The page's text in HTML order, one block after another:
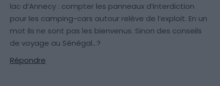
lac d’Annecy : compter les panneaux d’interdiction
pour les camping-cars autour relève de l’exploit. En un
mot ils ne sont pas les bienvenus. Sinon des conseils
de voyage au Sénégal…?
Répondre